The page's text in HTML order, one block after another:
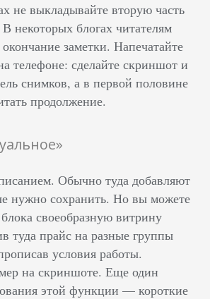
не выкладывайте вторую часть
некоторых блогах читателям
заметки. Напечатайте
телефоне: сделайте скриншот и
снимков, а в первой половине
продолжение.
Обычно туда добавляют
нужно сохранить. Но вы можете
блока своеобразную витрину
туда прайс на разные группы
условия работы.
на скриншоте. Еще один
этой функции –– короткие